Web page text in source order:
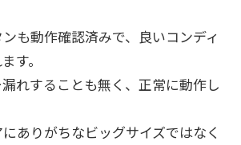
も動作確認済みで、良いコンディ
す。
れすることも無く、正常に動作し
ありがちなビッグサイズではなく